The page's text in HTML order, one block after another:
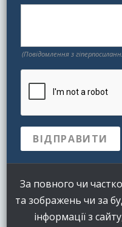
(Повідомлення з
За повного чи
та зображень чи за
інформації з